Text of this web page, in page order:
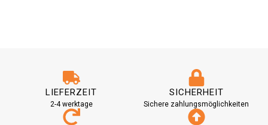
LIEFERZEIT
2-4 werktage
SICHERHEIT
Sichere zahlungsmöglichkeiten